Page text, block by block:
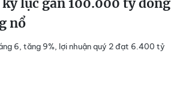
lục gần 100.000 tỷ đồng
nổ
6, tăng 9%, lợi nhuận quý 2 đạt 6.400 tỷ